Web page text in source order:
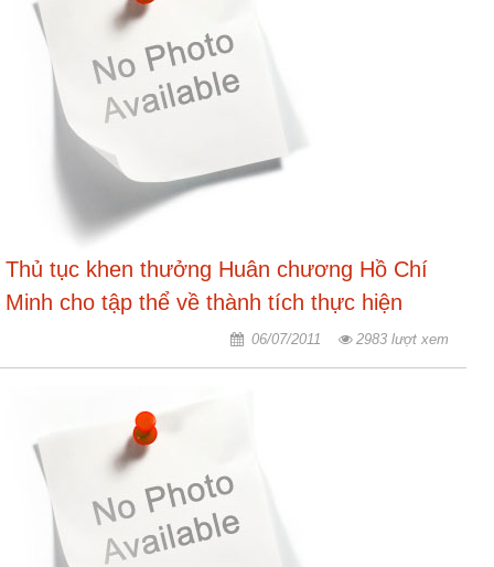
Thủ tục khen thưởng Huân chương Hồ Chí
Minh cho tập thể về thành tích thực hiện
06/07/2011 2983 lượt xem